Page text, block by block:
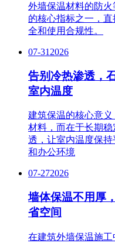
外墙保温材料的防
的核心指标之一，
全和使用合规性。
07-31 2026
告别冷热渗透，
室内温度
建筑保温的核心意
材料，而在于长期
透，让室内温度保
和办公环境
07-272026
墙体保温不用厚
省空间
在建筑外墙保温施